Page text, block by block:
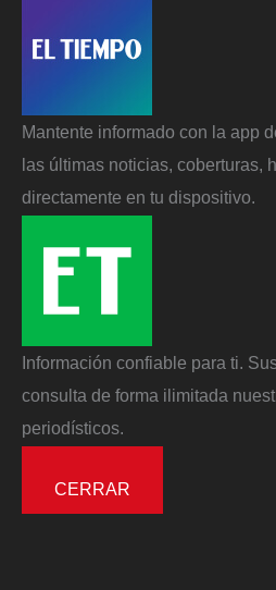
Mantente informado con la app
las últimas noticias, coberturas,
directamente en tu dispositivo.
Información confiable para ti.
consulta de forma ilimitada
periodísticos.
CERRAR